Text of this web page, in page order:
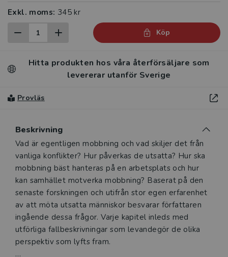
Exkl. moms: 345 kr
Köp
Hitta produkten hos våra återförsäljare som
levererar utanför Sverige
Provläs
Beskrivning
Beskrivning
Vad är egentligen mobbning och vad skiljer det från
vanliga konflikter? Hur påverkas de utsatta? Hur ska
mobbning bäst hanteras på en arbetsplats och hur
kan samhället motverka mobbning? Baserat på den
senaste forskningen och utifrån stor egen erfarenhet
av att möta utsatta människor besvarar författaren
ingående dessa frågor. Varje kapitel inleds med
utförliga fallbeskrivningar som levandegör de olika
perspektiv som lyfts fram.